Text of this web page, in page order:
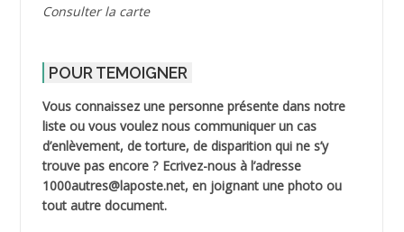
Consulter la carte
POUR TEMOIGNER
Vous connaissez une personne présente dans notre
liste ou vous voulez nous communiquer un cas
d’enlèvement, de torture, de disparition qui ne s’y
trouve pas encore ? Ecrivez-nous à l’adresse
1000autres@laposte.net, en joignant une photo ou
tout autre document.